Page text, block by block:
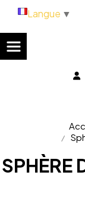
SPHÈRE
Langue ▼